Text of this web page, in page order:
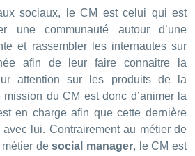
sociaux, le CM est celui qui est
une communauté autour d’une
et rassembler les internautes sur
afin de leur faire connaitre la
attention sur les produits de la
du CM est donc d’animer la
en charge afin que cette dernière
lui. Contrairement au métier de
métier desocial manager, le CM est